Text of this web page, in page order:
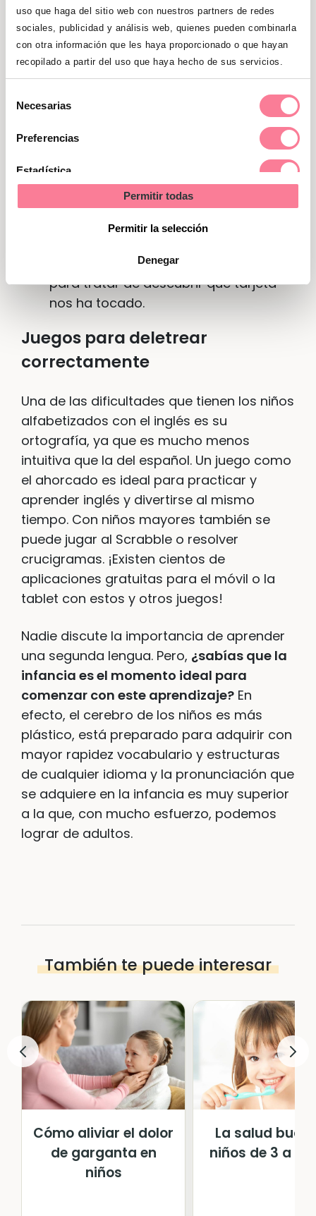
uso que haga del sitio web con nuestros partners de redes
sociales, publicidad y análisis web, quienes pueden combinarla
con otra información que les haya proporcionado o que hayan
recopilado a partir del uso que haya hecho de sus servicios.
Necesarias
Preferencias
Estadística
Permitir todas
Permitir la selección
Denegar
suelo frente al niño. Después se le pide
que cierre los ojos y se da la vuelta a
una. El niño debe recurrir a su
memoria para decir cuál falta (¡En
Para
jugar en grupo. A cada jugador le toca
una tarjeta dada vuelta, sin mirarla
debe colocársela en la frente, de
manera que todos sepan qué tienen
los otros jugadores pero no qué
Hay que hacer preguntas en inglés
para tratar de descubrir qué tarjeta
nos ha tocado.
Juegos para deletrear
correctamente
Una de las dificultades que tienen los niños
alfabetizados con el inglés es su
ortografía, ya que es mucho menos
intuitiva que la del español. Un juego como
el ahorcado es ideal para practicar y
aprender inglés y divertirse al mismo
tiempo. Con niños mayores también se
puede jugar al Scrabble o resolver
crucigramas. ¡Existen cientos de
aplicaciones gratuitas para el móvil o la
tablet con estos y otros juegos!
Nadie discute la importancia de aprender
una segunda lengua. Pero, ¿sabías que la
infancia es el momento ideal para
comenzar con este aprendizaje? En
efecto, el cerebro de los niños es más
plástico, está preparado para adquirir con
mayor rapidez vocabulario y estructuras
de cualquier idioma y la pronunciación que
se adquiere en la infancia es muy superior
a la que, con mucho esfuerzo, podemos
lograr de adultos.
También te puede interesar
Cómo aliviar el dolor
de garganta en
niños
La salud
niños de 3 a 6